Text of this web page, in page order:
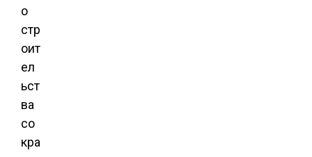
о
стр
оит
ел
ьст
ва
со
кра